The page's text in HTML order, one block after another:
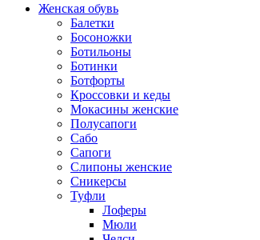
Женская обувь
Балетки
Босоножки
Ботильоны
Ботинки
Ботфорты
Кроссовки и кеды
Мокасины женские
Полусапоги
Сабо
Сапоги
Слипоны женские
Сникерсы
Туфли
Лоферы
Мюли